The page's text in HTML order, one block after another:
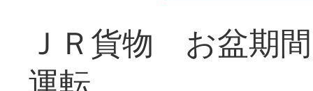
ＪＲ貨物 お盆期
運転